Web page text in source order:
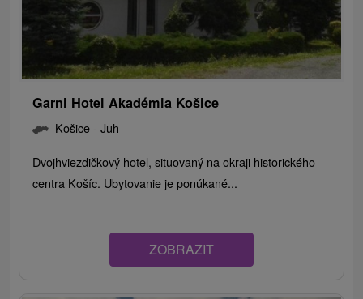
Garni Hotel Akadémia Košice
Košice - Juh
Dvojhviezdičkový hotel, situovaný na okraji historického
centra Košíc. Ubytovanie je ponúkané...
ZOBRAZIT